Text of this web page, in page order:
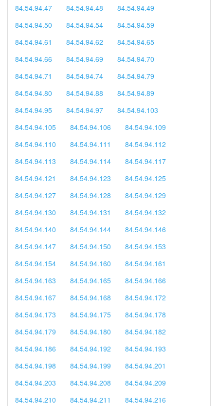
84.54.94.47
84.54.94.48
84.54.94.49
84.54.94.50
84.54.94.54
84.54.94.59
84.54.94.61
84.54.94.62
84.54.94.65
84.54.94.66
84.54.94.69
84.54.94.70
84.54.94.71
84.54.94.74
84.54.94.79
84.54.94.80
84.54.94.88
84.54.94.89
84.54.94.95
84.54.94.97
84.54.94.103
84.54.94.105
84.54.94.106
84.54.94.109
84.54.94.110
84.54.94.111
84.54.94.112
84.54.94.113
84.54.94.114
84.54.94.117
84.54.94.121
84.54.94.123
84.54.94.125
84.54.94.127
84.54.94.128
84.54.94.129
84.54.94.130
84.54.94.131
84.54.94.132
84.54.94.140
84.54.94.144
84.54.94.146
84.54.94.147
84.54.94.150
84.54.94.153
84.54.94.154
84.54.94.160
84.54.94.161
84.54.94.163
84.54.94.165
84.54.94.166
84.54.94.167
84.54.94.168
84.54.94.172
84.54.94.173
84.54.94.175
84.54.94.178
84.54.94.179
84.54.94.180
84.54.94.182
84.54.94.186
84.54.94.192
84.54.94.193
84.54.94.198
84.54.94.199
84.54.94.201
84.54.94.203
84.54.94.208
84.54.94.209
84.54.94.210
84.54.94.211
84.54.94.216